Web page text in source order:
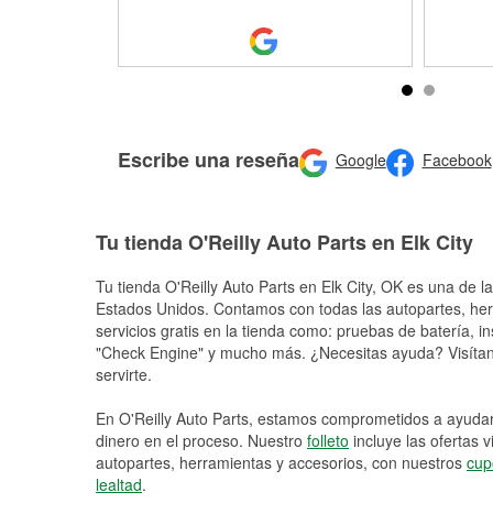
Escribe una reseña Google Facebook
Tu tienda O'Reilly Auto Parts en Elk City
Tu tienda O'Reilly Auto Parts en Elk City, OK es una de
Estados Unidos. Contamos con todas las autopartes,
servicios gratis en la tienda como: pruebas de batería,
"Check Engine" y mucho más. ¿Necesitas ayuda?
servirte.
En O'Reilly Auto Parts, estamos comprometidos a
dinero en el proceso. Nuestro folleto incluye las ofertas
autopartes, herramientas y accesorios, con nuestros
lealtad.